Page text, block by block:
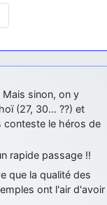
loin pour moi !
ils présent au
2026 à tous et
à tous pour
cette nouvelle
un Joyeux Noël
Mais sinon, on y
(27, 30… ??) et
conteste le héros de
rapide passage !!
que la qualité des
ont l'air d'avoir